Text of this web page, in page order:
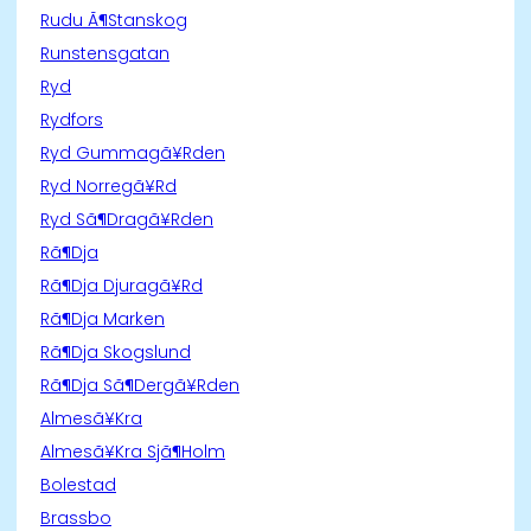
Rudu Ã¶Stanskog
Runstensgatan
Ryd
Rydfors
Ryd Gummagã¥Rden
Ryd Norregã¥Rd
Ryd Sã¶Dragã¥Rden
Rã¶Dja
Rã¶Dja Djuragã¥Rd
Rã¶Dja Marken
Rã¶Dja Skogslund
Rã¶Dja Sã¶Dergã¥Rden
Almesã¥Kra
Almesã¥Kra Sjã¶Holm
Bolestad
Brassbo